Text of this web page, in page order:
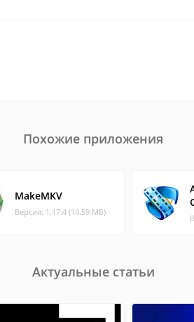
Похожие приложения
MakeMKV
Версия: 1.17.4 (14.59 МБ)
Актуальные статьи